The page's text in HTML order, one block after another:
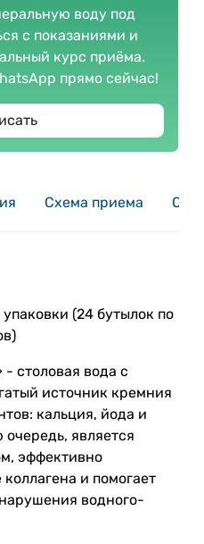
воду под
с показаниями и
курс приёма.
прямо сейчас!
Схема приема
(24 бутылок по
столовая вода с
источник кремния
кальция, йода и
является
эффективно
и помогает
водного-